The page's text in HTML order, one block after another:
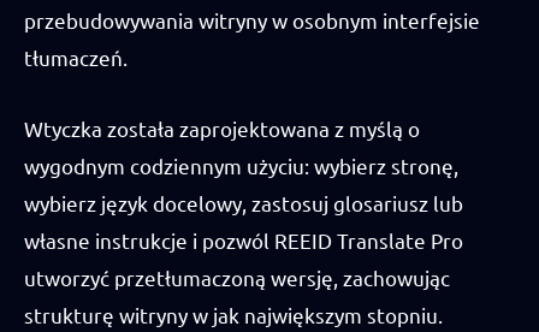
przebudowywania witryny w osobnym interfejsie
tłumaczeń.
Wtyczka została zaprojektowana z myślą o
wygodnym codziennym użyciu: wybierz stronę,
wybierz język docelowy, zastosuj glosariusz lub
własne instrukcje i pozwól REEID Translate Pro
utworzyć przetłumaczoną wersję, zachowując
strukturę witryny w jak największym stopniu.